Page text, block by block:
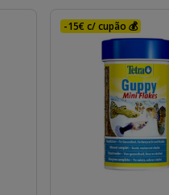
-15€ c/ cupão 💰